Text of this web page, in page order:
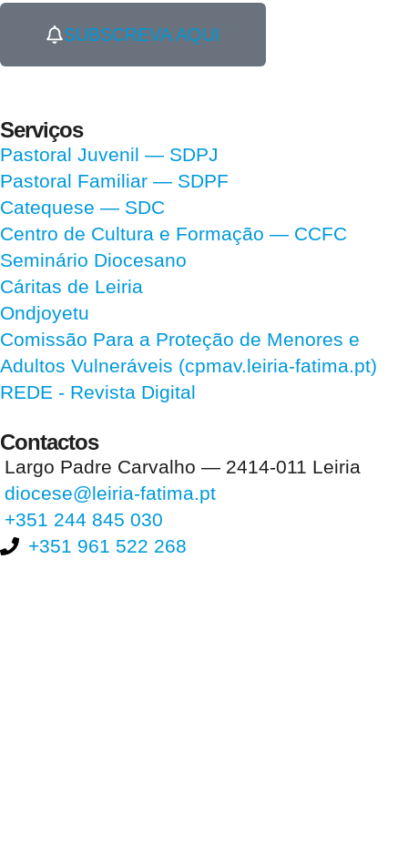
SUBSCREVA AQUI
Serviços
Pastoral Juvenil — SDPJ
Pastoral Familiar — SDPF
Catequese — SDC
Centro de Cultura e Formação — CCFC
Seminário Diocesano
Cáritas de Leiria
Ondjoyetu
Comissão Para a Proteção de Menores e
Adultos Vulneráveis (cpmav.leiria-fatima.pt)
REDE - Revista Digital
Contactos
Largo Padre Carvalho — 2414-011 Leiria
diocese@leiria-fatima.pt
+351 244 845 030
+351 961 522 268